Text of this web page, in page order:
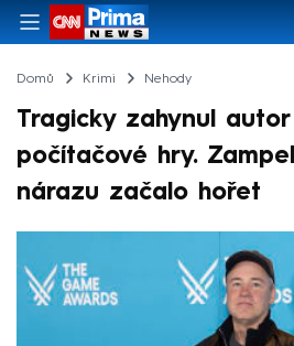
Domů Krimi Nehody
Tragicky zahynul
počítačové hry.
nárazu začalo hořet